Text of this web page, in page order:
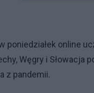
poniedziałek online
Węgry i
z pandemii.